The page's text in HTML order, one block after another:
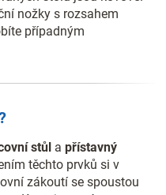
nožky s rozsahem
případným
stůl a přístavný
těchto prvků si v
zákoutí se spoustou